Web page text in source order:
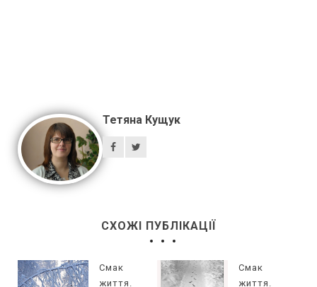
Тетяна Кущук
СХОЖІ ПУБЛІКАЦІЇ
Смак
життя.
Смак
життя.